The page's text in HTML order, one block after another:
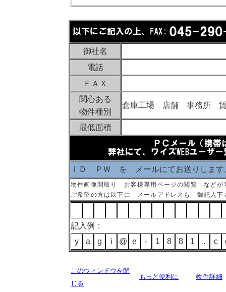
御社名
電話
ＦＡＸ
関心ある
物件種別
倉庫工場 店舗 事務所
最低面積
ＩＤ ＰＷ を メールにてお送りします
物件画像間取り お客様専用ページの閲覧 などが
ご希望の方は以下に メールアドレスも 御記入下
記入例：
y
a g i @ e - 1 8 8 1 . c
このウィンドウを閉
じる
もっと便利に 物件詳細